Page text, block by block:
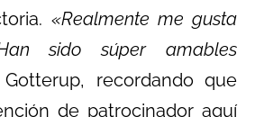
«Realmente me gusta
sido súper amables
recordando que
de patrocinador aquí